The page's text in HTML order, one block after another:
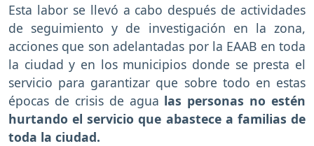
Esta labor se llevó a cabo después de actividades
de seguimiento y de investigación en la zona,
acciones que son adelantadas por la EAAB en toda
la ciudad y en los municipios donde se presta el
servicio para garantizar que sobre todo en estas
épocas de crisis de agua las personas no estén
hurtando el servicio que abastece a familias de
toda la ciudad.